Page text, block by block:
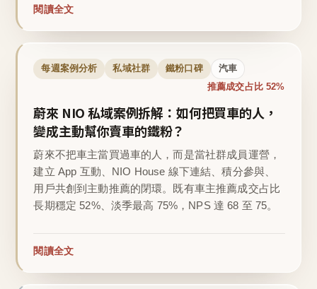
閱讀全文
每週案例分析 私域社群 鐵粉口碑 汽車
推薦成交占比 52%
蔚來 NIO 私域案例拆解：如何把買車的人，
變成主動幫你賣車的鐵粉？
蔚來不把車主當買過車的人，而是當社群成員運營，
建立 App 互動、NIO House 線下連結、積分參與、
用戶共創到主動推薦的閉環。既有車主推薦成交占比
長期穩定 52%、淡季最高 75%，NPS 達 68 至 75。
閱讀全文